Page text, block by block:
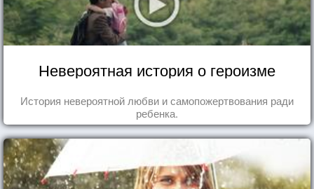
Невероятная история о героизме
История невероятной любви и самопожертвования ради
ребенка.